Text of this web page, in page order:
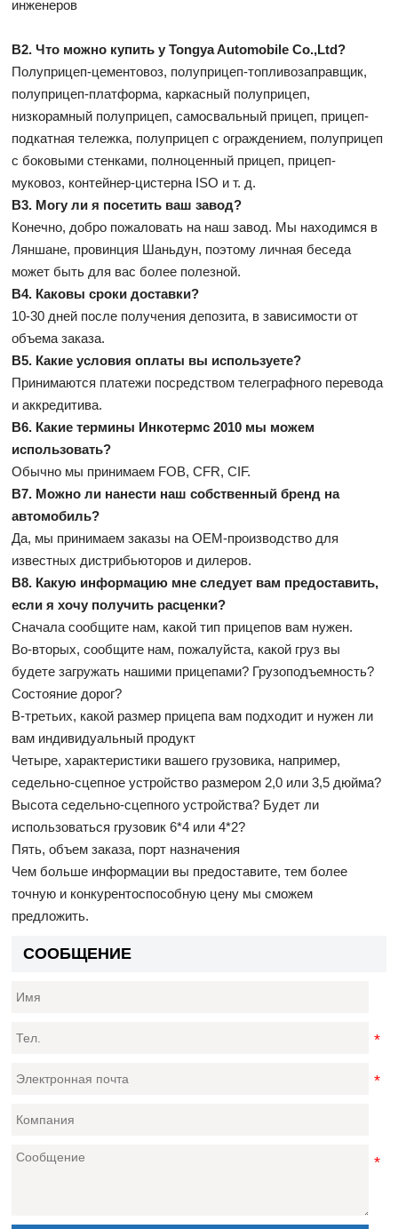
инженеров
В2. Что можно купить у Tongya Automobile Co.,Ltd?
Полуприцеп-цементовоз, полуприцеп-топливозаправщик,
полуприцеп-платформа, каркасный полуприцеп,
низкорамный полуприцеп, самосвальный прицеп, прицеп-
подкатная тележка, полуприцеп с ограждением, полуприцеп
с боковыми стенками, полноценный прицеп, прицеп-
муковоз, контейнер-цистерна ISO и т. д.
В3. Могу ли я посетить ваш завод?
Конечно, добро пожаловать на наш завод. Мы находимся в
Ляншане, провинция Шаньдун, поэтому личная беседа
может быть для вас более полезной.
В4. Каковы сроки доставки?
10-30 дней после получения депозита, в зависимости от
объема заказа.
В5. Какие условия оплаты вы используете?
Принимаются платежи посредством телеграфного перевода
и аккредитива.
В6. Какие термины Инкотермс 2010 мы можем
использовать?
Обычно мы принимаем FOB, CFR, CIF.
В7. Можно ли нанести наш собственный бренд на
автомобиль?
Да, мы принимаем заказы на OEM-производство для
известных дистрибьюторов и дилеров.
В8. Какую информацию мне следует вам предоставить,
если я хочу получить расценки?
Сначала сообщите нам, какой тип прицепов вам нужен.
Во-вторых, сообщите нам, пожалуйста, какой груз вы
будете загружать нашими прицепами? Грузоподъемность?
Состояние дорог?
В-третьих, какой размер прицепа вам подходит и нужен ли
вам индивидуальный продукт
Четыре, характеристики вашего грузовика, например,
седельно-сцепное устройство размером 2,0 или 3,5 дюйма?
Высота седельно-сцепного устройства? Будет ли
использоваться грузовик 6*4 или 4*2?
Пять, объем заказа, порт назначения
Чем больше информации вы предоставите, тем более
точную и конкурентоспособную цену мы сможем
предложить.
СООБЩЕНИЕ